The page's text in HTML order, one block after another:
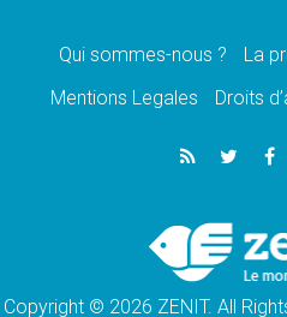
07.08.2026
de l'Assomption
«La paix
le cardinal Parolin
En Colombie, «la
une signature»
Qui sommes-nous ? La
Mentions Legales
Droits
Copyright © 2026 ZENIT. All